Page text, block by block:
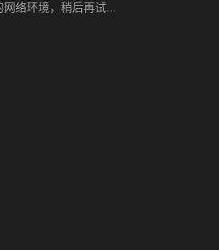
络环境，稍后再试...